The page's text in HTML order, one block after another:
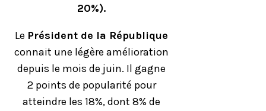
20%).
Le Président de la République
connait une légère amélioration
depuis le mois de juin. Il gagne
2 points de popularité pour
atteindre les 18%, dont 8% de